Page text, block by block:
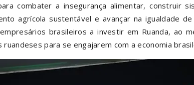
combater a insegurança alimentar, construir
agrícola sustentável e avançar na igualdade
brasileiros a investir em Ruanda, ao
para se engajarem com a economia